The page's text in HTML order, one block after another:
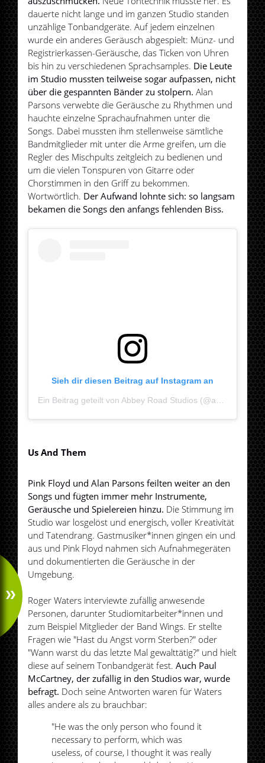
dauerte nicht lange und im ganzen Studio standen
unzählige Tonbandgeräte. Auf jedem einzelnen
wurde ein anderes Geräusch abgespielt: Münz- und
Registrierkassen-Geräusche, das Ticken von Uhren
bis hin zu verschiedenen Sprachsamples. Die Leute
im Studio mussten teilweise sogar aufpassen, nicht
über die gespannten Bänder zu stolpern. Alan
Parsons verwebte die Geräusche zu Rhythmen und
hauchte einzelne Sprachaufnahmen unter die
Songs. Dabei mussten ihm stellenweise sämtliche
Bandmitglieder mit unter die Arme greifen, um die
Regler des Mischpults zeitgleich zu bedienen und
um die vielen Tonspuren von Gitarre oder
Chorstimmen in den Griff zu bekommen.
Wortwörtlich. Der Aufwand lohnte sich: so langsam
bekamen die Songs den anfangs fehlenden Biss.
Sieh dir diesen Beitrag auf Instagram an
Us And Them
Pink Floyd und Alan Parsons feilten weiter an den
Songs und fügten immer mehr Instrumente,
Geräusche und Spielereien hinzu. Die Stimmung im
Studio war losgelöst und energisch, voller Kreativität
und Tatendrang. Gastmusiker*innen gingen ein und
aus und Pink Floyd nahmen sich Aufnahmegeräten
und dokumentierten die Geräusche in der
Umgebung.
Roger Waters interviewte zufällig anwesende
Personen, darunter Studiomitarbeiter*innen und
zum Beispiel Mitglieder der Band Wings. Er stellte
Fragen wie "Hast du Angst vorm Sterben?" oder
"Wann warst du das letzte Mal gewalttätig?" und hielt
diese auf seinem Tonbandgerät fest.Auch Paul
McCartney, der zufällig in den Studios war, wurde
befragt. Doch seine Antworten waren für Waters
alles andere als zu brauchbar:
"He was the only person who found it
necessary to perform, which was
useless, of course, I thought it was really